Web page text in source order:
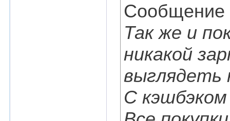
Сообщение
Так же и
никакой
выглядеть
С